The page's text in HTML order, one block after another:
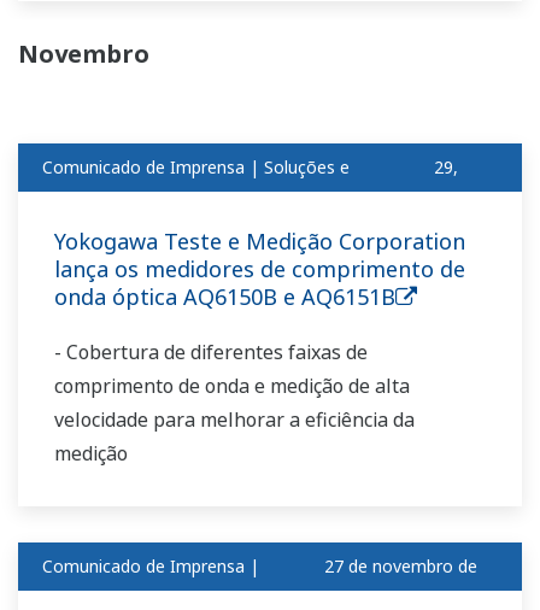
Novembro
Comunicado de Imprensa | Soluções e 29,
Yokogawa Teste e Medição Corporation
lança os medidores de comprimento de
onda óptica AQ6150B e AQ6151B
- Cobertura de diferentes faixas de
comprimento de onda e medição de alta
velocidade para melhorar a eficiência da
medição
Comunicado de Imprensa | 27 de novembro de